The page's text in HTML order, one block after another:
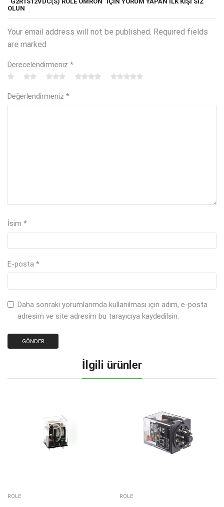
OLUN
Your email address will not be published. Required fields
are marked
Derecelendirmeniz *
Değerlendirmeniz *
İsim *
E-posta *
Daha sonraki yorumlarımda kullanılması için adım, e-posta
adresim ve site adresim bu tarayıcıya kaydedilsin.
İlgili ürünler
RÖLE RÖLE